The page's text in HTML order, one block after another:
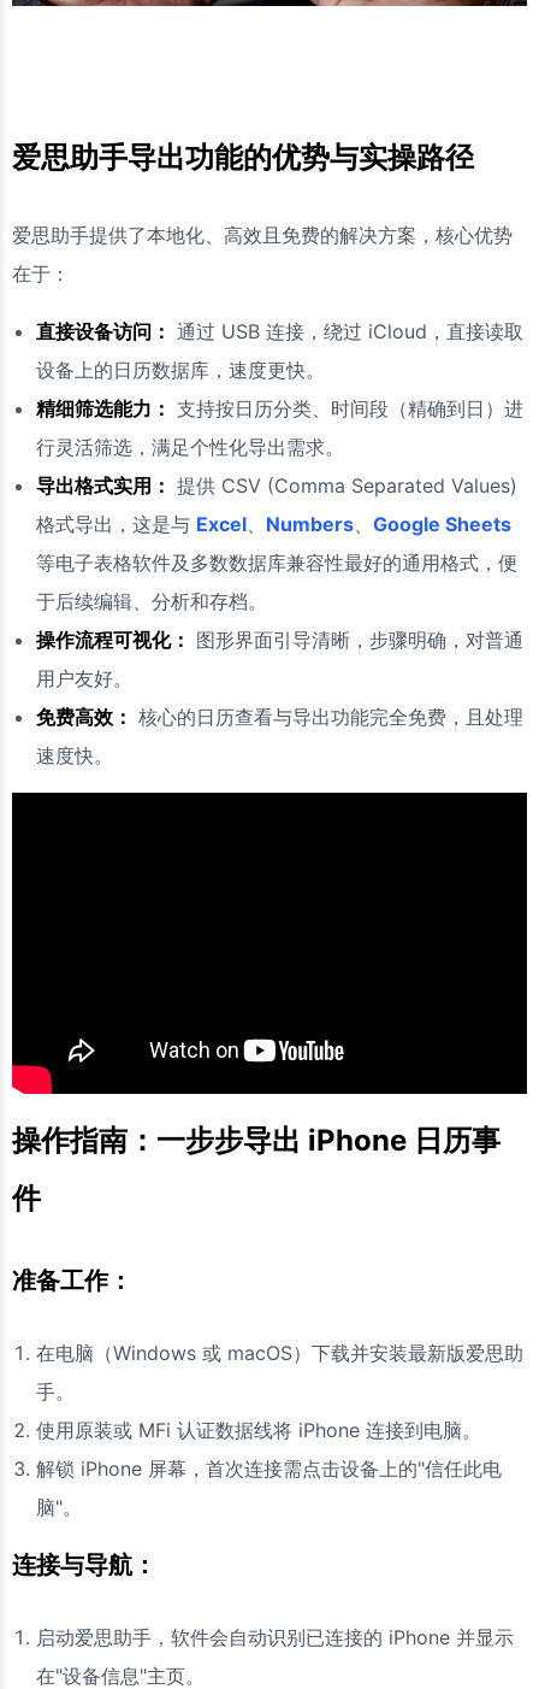
爱思助手导出功能的优势与实操路径
爱思助手提供了本地化、高效且免费的解决方案，核心优势
在于：
直接设备访问： 通过 USB 连接，绕过 iCloud，直接读取
设备上的日历数据库，速度更快。
精细筛选能力： 支持按日历分类、时间段（精确到日）进
行灵活筛选，满足个性化导出需求。
导出格式实用： 提供 CSV (Comma Separated Values)
格式导出，这是与 Excel Numbers
Google Sheets
等电子表格软件及多数数据库兼容性最好的通用格式，便
于后续编辑、分析和存档。
操作流程可视化： 图形界面引导清晰，步骤明确，对普通
用户友好。
免费高效： 核心的日历查看与导出功能完全免费，且处理
速度快。
操作指南：一步步导出 iPhone 日历事
件
准备工作：
在电脑（Windows 或 macOS）下载并安装最新版爱思助
手。
使用原装或 MFi 认证数据线将 iPhone 连接到电脑。
解锁 iPhone 屏幕，首次连接需点击设备上的"信任此电
脑"。
连接与导航：
启动爱思助手，软件会自动识别已连接的 iPhone 并显示
在"设备信息"主页。